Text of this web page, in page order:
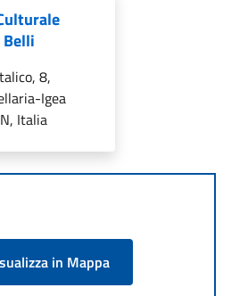
8,
Igea
Italia
in Mappa